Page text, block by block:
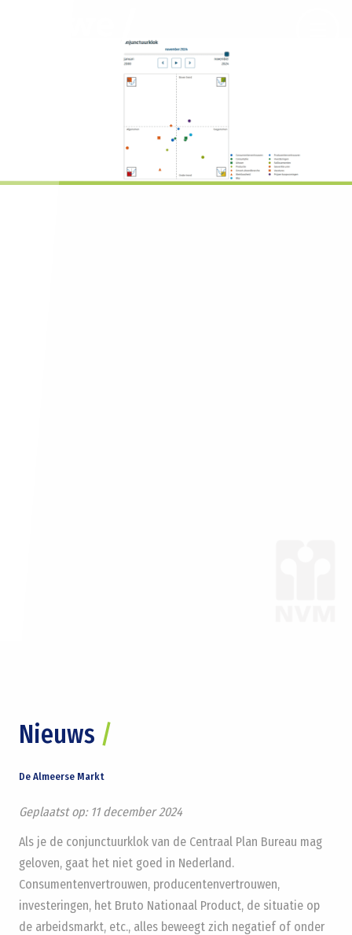
Nieuws /
De Almeerse Markt
Geplaatst op: 11 december 2024
Als je de conjunctuurklok van de Centraal Plan Bureau mag
geloven, gaat het niet goed in Nederland.
Consumentenvertrouwen, producentenvertrouwen,
investeringen, het Bruto Nationaal Product, de situatie op
de arbeidsmarkt, etc., alles beweegt zich negatief of onder